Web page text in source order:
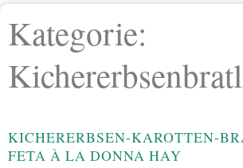
Kategorie:
KICHERERBSEN-KAROTTEN-
FETA À LA DONNA HAY